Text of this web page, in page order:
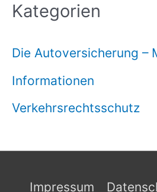
Kategorien
Die Autoversicherung –
Informationen
Verkehrsrechtsschutz
Impressum